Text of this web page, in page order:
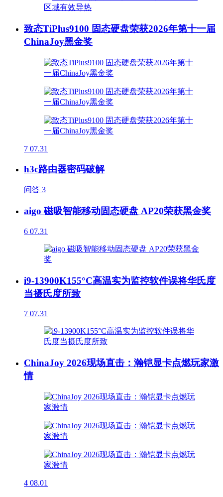
致态TiPlus9100 固态硬盘荣获2026年第十一届
ChinaJoy黑金奖
7 07.31
h3c路由器密码破解
问答 3
aigo 磁吸智能移动固态硬盘 AP20荣获黑金奖
6 07.31
i9-13900K155°C高温实为监控软件误将华氏度
当摄氏度所致
7 07.31
ChinaJoy 2026现场直击：瀚铠显卡点燃玩家激
情
4 08.01